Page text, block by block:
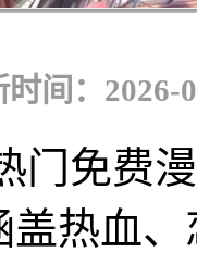
时间：2026-
门免费
盖热血